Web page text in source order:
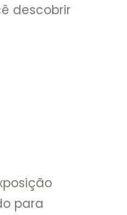
descobrir
para